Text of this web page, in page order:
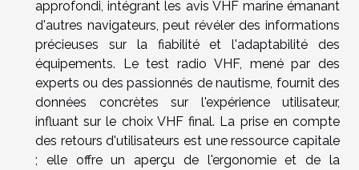
approfondi, intégrant les avis VHF marine émanant
d'autres navigateurs, peut révéler des informations
précieuses sur la fiabilité et l'adaptabilité des
équipements. Le test radio VHF, mené par des
experts ou des passionnés de nautisme, fournit des
données concrètes sur l'expérience utilisateur,
influant sur le choix VHF final. La prise en compte
des retours d'utilisateurs est une ressource capitale
; elle offre un aperçu de l'ergonomie et de la